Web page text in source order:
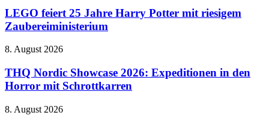
naher
Zukunft
dem
25
Jahre
Harry
mit
Zaubereiministerium
LEGO feiert 25 Jahre Harry Potter mit riesigem
Zaubereiministerium
THQ
Showcase
2026:
Expeditionen
den
8. August 2026
THQ Nordic Showcase 2026: Expeditionen in den
Horror mit Schrottkarren
The
8. August 2026